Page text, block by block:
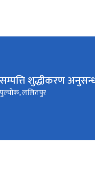
सम्पत्ति शुद्धीकरण
पुल्चोक, ललितपुर